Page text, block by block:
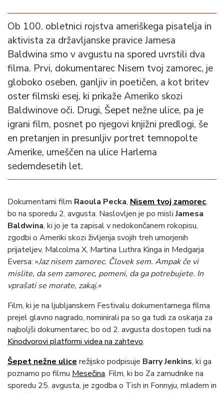
Ob 100. obletnici rojstva ameriškega pisatelja in
aktivista za državljanske pravice Jamesa
Baldwina smo v avgustu na spored uvrstili dva
filma. Prvi, dokumentarec Nisem tvoj zamorec, je
globoko oseben, ganljiv in poetičen, a kot britev
oster filmski esej, ki prikaže Ameriko skozi
Baldwinove oči. Drugi, Šepet nežne ulice, pa je
igrani film, posnet po njegovi knjižni predlogi, še
en pretanjen in presunljiv portret temnopolte
Amerike, umeščen na ulice Harlema
sedemdesetih let.
Dokumentarni film Raoula Pecka, Nisem tvoj zamorec,
bo na sporedu 2. avgusta. Naslovljen je po misliJamesa
Baldwina, ki jo je ta zapisal v nedokončanem rokopisu,
zgodbi o Ameriki skozi življenja svojih treh umorjenih
prijateljev, Malcolma X, Martina Luthra Kinga in Medgarja
Eversa: »Jaz nisem zamorec. Človek sem. Ampak če vi
mislite, da sem zamorec, pomeni, da ga potrebujete. In
vprašati se morate, zakaj.«
Film, ki je na ljubljanskem Festivalu dokumentarnega filma
prejel glavno nagrado, nominirali pa so ga tudi za oskarja za
najboljši dokumentarec, bo od 2. avgusta dostopen tudi na
Kinodvorovi platformi videa na zahtevo.
Šepet nežne ulice režijsko podpisuje Barry Jenkins, ki ga
poznamo po filmu Mesečina. Film, ki bo Za zamudnike na
sporedu 25. avgusta, je zgodba o Tish in Fonnyju, mladem in